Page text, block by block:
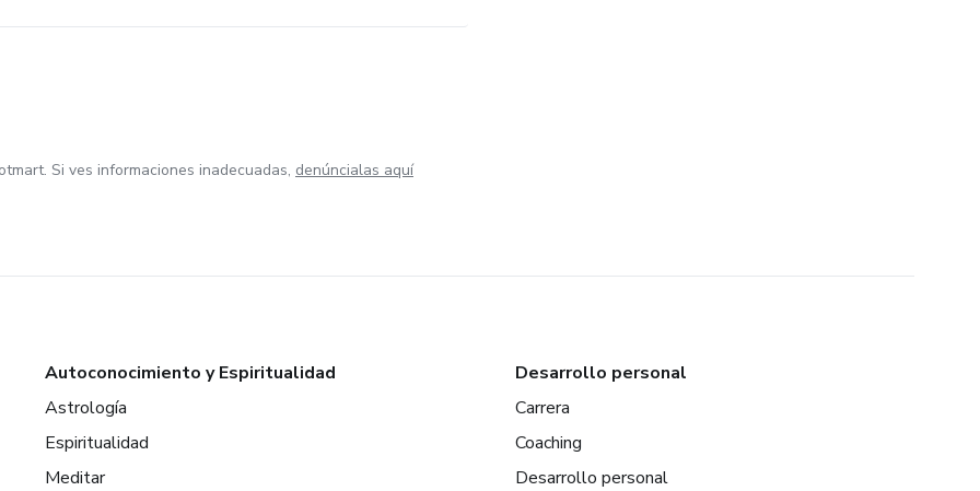
Si ves informaciones inadecuadas, denúncialas aquí
Autoconocimiento y Espiritualidad
Astrología
Espiritualidad
Meditar
Desarrollo personal
Carrera
Coaching
Desarrollo personal